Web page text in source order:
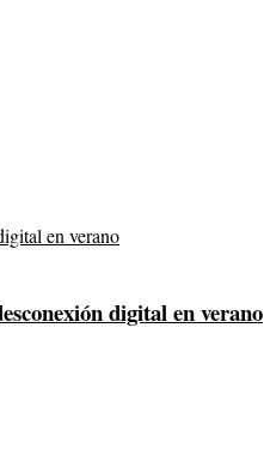
digital en verano